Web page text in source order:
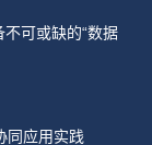
可或缺的“数据
同应用实践